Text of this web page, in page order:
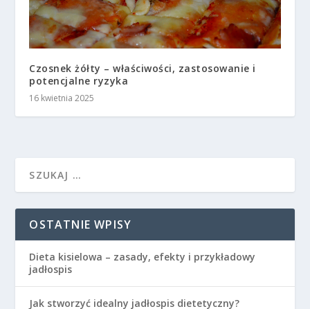
Czosnek żółty – właściwości, zastosowanie i
potencjalne ryzyka
16 kwietnia 2025
OSTATNIE WPISY
Dieta kisielowa – zasady, efekty i przykładowy
jadłospis
Jak stworzyć idealny jadłospis dietetyczny?